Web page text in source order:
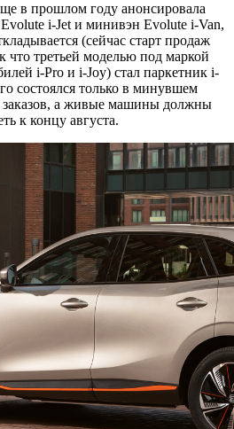
в прошлом году анонсировала
Evolute i-Jet и минивэн Evolute i-Van,
(сейчас старт продаж
что третьей моделью под маркой
i-Pro и i-Joy) стал паркетник i-
состоялся только в минувшем
а живые машины должны
к концу августа.